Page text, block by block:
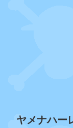
ヤメナハー